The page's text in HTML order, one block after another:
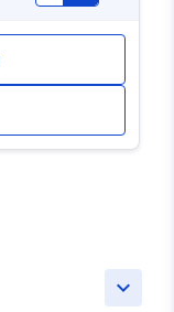
keyboard_arrow_down